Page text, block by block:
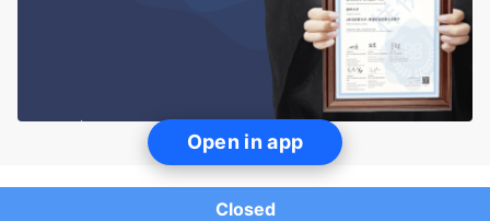
Closed
Open in app